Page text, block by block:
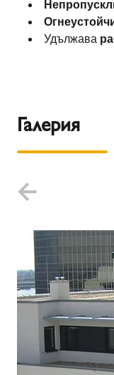
Удължава
Галерия